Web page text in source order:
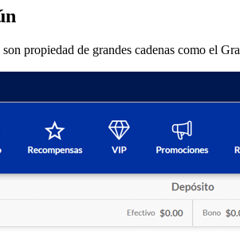
propiedad de grandes cadenas como el